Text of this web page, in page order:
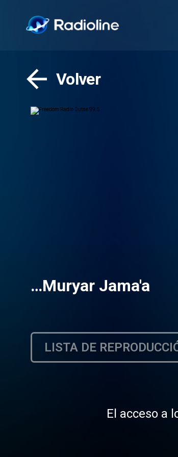
Volver
…Muryar Jama'a
LISTA DE
El acceso a